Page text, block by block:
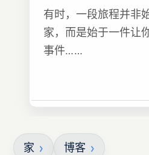
有时，一段旅程并非
家，而是始于一件让
事件……
家 博客